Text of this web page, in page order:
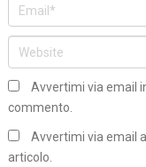
Avvertimi via email
commento.
Avvertimi via email
articolo.